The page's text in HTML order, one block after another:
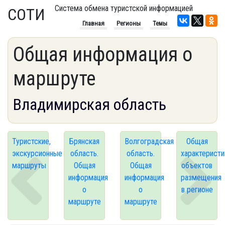
СОТИ Система обмена туристской информацией
Главная Регионы Темы
Общая информация о
маршруте
Владимирская область
Туристские,
экскурсионные
маршруты
Брянская
область.
Общая
информация
о
маршруте
Волгоградская
область.
Общая
информация
о
маршруте
Общая
объектов
размещения
в регионе